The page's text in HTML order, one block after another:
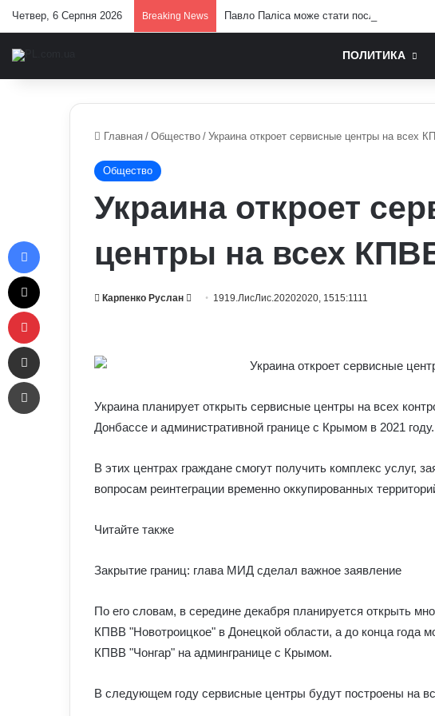
Четвер, 6 Серпня 2026 Breaking News Павло Паліса може стати послом України
ПОЛИТИКА
Главная / Общество / Украина откроет сервисные центры на всех
Общество
Украина откроет
центры на всех
Карпенко Руслан
Send 1919.ЛисЛис.20202020, 1515:1111
Украина планирует открыть сервисные центры на всех
Донбассе и административной границе с Крымом в 2021 году.
В этих центрах граждане смогут получить комплекс услуг,
вопросам реинтеграции временно оккупированных
Читайте также
Закрытие границ: глава МИД сделал важное заявление
По его словам, в середине декабря планируется открыть
КПВВ "Новотроицкое" в Донецкой области, а до конца года
КПВВ "Чонгар" на админгранице с Крымом.
В следующем году сервисные центры будут построены на